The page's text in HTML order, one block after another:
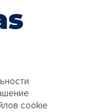
cookie